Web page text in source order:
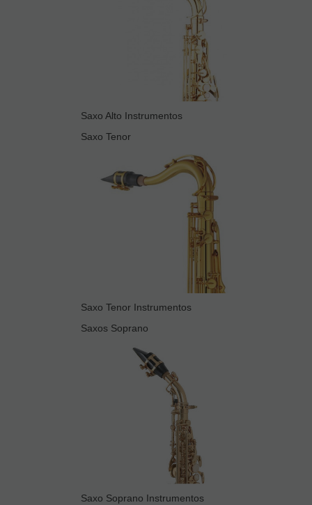
Saxo Alto Instrumentos
Saxo Tenor
Saxo Tenor Instrumentos
Saxos Soprano
Saxo Soprano Instrumentos